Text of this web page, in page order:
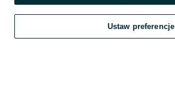
Szukaj Obserwujesz Dodaj
Ustaw preferencje